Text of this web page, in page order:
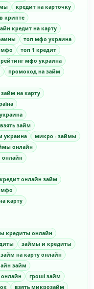
кредит на карточку
крипте
кредит на карту
топ мфо украина
мфо
топ 1 кредит
рейтинг мфо украина
промокод на займ
на карту
займ
украина
микро - займы
онлайн
онлайн
кредит онлайн займ
мфо
карту
кредиты онлайн
займы и кредиты
займ на карту онлайн
займ
онлайн
гроші займ
взять микрозайм